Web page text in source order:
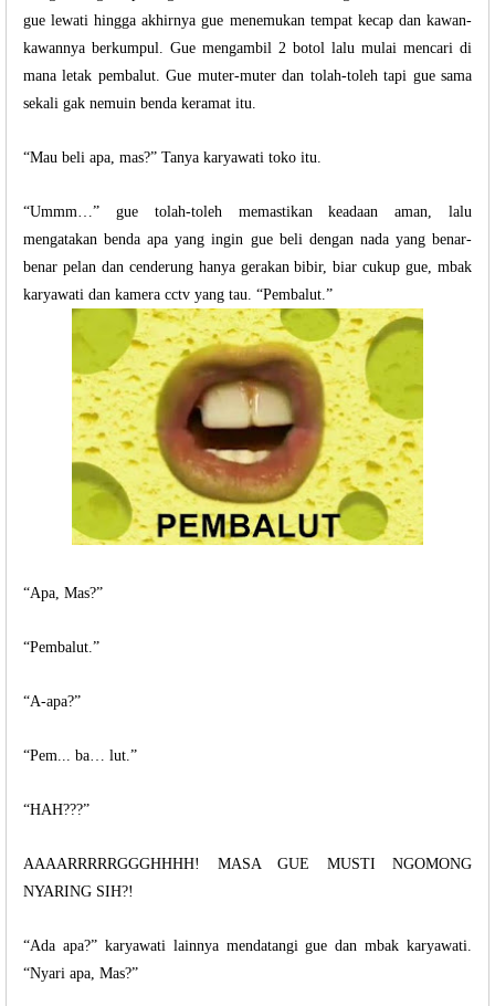
gue lewati hingga akhirnya gue menemukan tempat kecap dan kawan-
kawannya berkumpul. Gue mengambil 2 botol lalu mulai mencari di
mana letak pembalut. Gue muter-muter dan tolah-toleh tapi gue sama
sekali gak nemuin benda keramat itu.
“Mau beli apa, mas?” Tanya karyawati toko itu.
“Ummm…” gue tolah-toleh memastikan keadaan aman, lalu
mengatakan benda apa yang ingin gue beli dengan nada yang benar-
benar pelan dan cenderung hanya gerakan bibir, biar cukup gue, mbak
karyawati dan kamera cctv yang tau. “Pembalut.”
“Apa, Mas?”
“Pembalut.”
“A-apa?”
“Pem... ba… lut.”
“HAH???”
AAAARRRRRGGGHHHH! MASA GUE MUSTI NGOMONG
NYARING SIH?!
“Ada apa?” karyawati lainnya mendatangi gue dan mbak karyawati.
“Nyari apa, Mas?”